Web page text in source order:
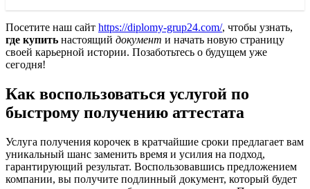
Посетите наш сайт https://diplomy-grup24.com/, чтобы узнать,
где купить настоящий документ и начать новую страницу
своей карьерной истории. Позаботьтесь о будущем уже
сегодня!
Как воспользоваться услугой по
быстрому получению аттестата
Услуга получения корочек в кратчайшие сроки предлагает вам
уникальный шанс заменить время и усилия на подход,
гарантирующий результат. Воспользовавшись предложением
компании, вы получите подлинный документ, который будет